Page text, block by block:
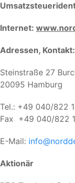
Internet:
Adressen, Kontakt:
Steinstraße 27
20095 Hamburg
Tel.: +49 040/822
Fax +49 040/822
E-Mail:
Aktionär